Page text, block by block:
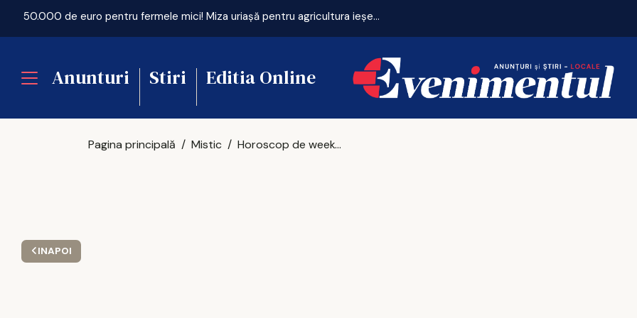
50.000 de euro pentru fermele mici! Miza uriașă pentru agricultura ieșeană
Anunturi Stiri Editia Online
INAPOI
Pagina principală Mistic Horoscop de weekend (26–28 iunie 2026)